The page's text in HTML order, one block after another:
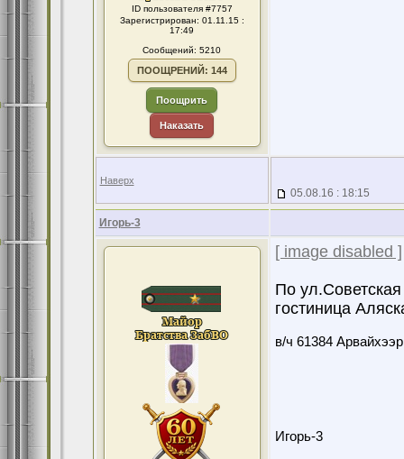
ID пользователя #7757
Зарегистрирован: 01.11.15 :
17:49
Сообщений: 5210
ПООЩРЕНИЙ: 144
Поощрить
Наказать
Наверх
05.08.16 : 18:15
Игорь-3
[ image disabled ]
По
гостиница
в/ч 61384
Игорь-3